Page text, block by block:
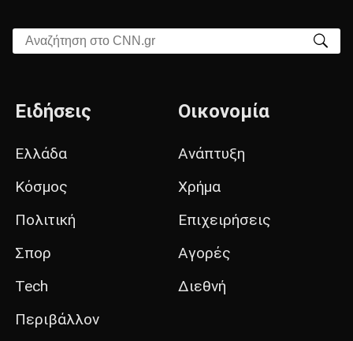
Αναζήτηση στο CNN.gr
Ειδήσεις
Ελλάδα
Κόσμος
Πολιτική
Σπορ
Tech
Περιβάλλον
Οικονομία
Ανάπτυξη
Χρήμα
Επιχειρήσεις
Αγορές
Διεθνή